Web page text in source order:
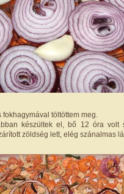
töltöttem meg.
készültek el, bő 12 óra volt
zöldség lett, elég szánalmas